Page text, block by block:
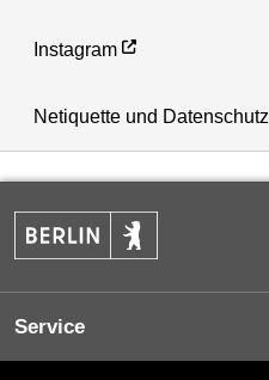
Instagram
Netiquette und Datenschutz
Service